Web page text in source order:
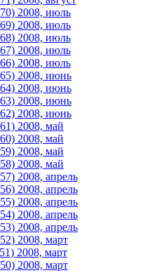
2008, июль
2008, июль
2008, июль
2008, июль
2008, июль
2008, июнь
2008, июнь
2008, июнь
2008, июнь
2008, май
2008, май
2008, май
2008, май
2008, апрель
2008, апрель
2008, апрель
2008, апрель
2008, апрель
2008, март
2008, март
2008, март